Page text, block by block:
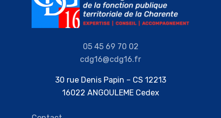
05 45 69 70 02
cdg16@cdg16.fr
30 rue Denis Papin – CS 12213
16022 ANGOULEME Cedex